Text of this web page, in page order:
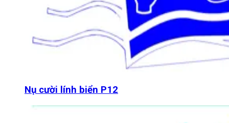
Nụ cười lính biển P12